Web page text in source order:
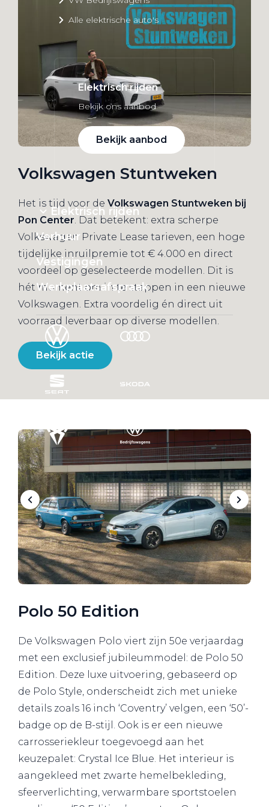
Alle elektrische auto's
Elektrisch rijden
Bekijk ons aanbod
Bekijk aanbod
Elektrisch rijden
Verhuur
Vestigingen
Werkplaatsafspraak
Volkswagen Stuntweken
Het is tijd voor de Volkswagen Stuntweken bij
Pon Center. Dat betekent: extra scherpe
Volkswagen Private Lease tarieven, een hoge
tijdelijke inruilpremie tot € 4.000 en direct
voordeel op geselecteerde modellen. Dit is
hét moment om in te stappen in een nieuwe
Volkswagen. Extra voordelig én direct uit
voorraad leverbaar op diverse modellen.
Bekijk actie
Polo 50 Edition
De Volkswagen Polo viert zijn 50e verjaardag
met een exclusief jubileummodel: de Polo 50
Edition. Deze luxe uitvoering, gebaseerd op
de Polo Style, onderscheidt zich met unieke
details zoals 16 inch ‘Coventry’ velgen, een ‘50’-
badge op de B-stijl. Ook is er een nieuwe
carrosseriekleur toegevoegd aan het
keuzepalet: Crystal Ice Blue. Het interieur is
aangekleed met zwarte hemelbekleding,
sfeerverlichting, verwarmbare sportstoelen